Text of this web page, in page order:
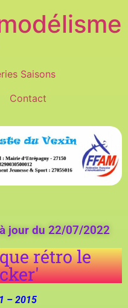
Saisons
Contact
jour du 22/07/2022
rétro le
– 2015